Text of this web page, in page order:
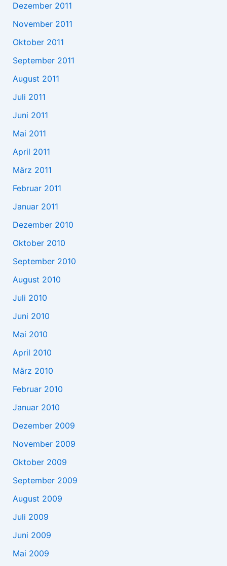
Dezember 2011
November 2011
Oktober 2011
September 2011
August 2011
Juli 2011
Juni 2011
Mai 2011
April 2011
März 2011
Februar 2011
Januar 2011
Dezember 2010
Oktober 2010
September 2010
August 2010
Juli 2010
Juni 2010
Mai 2010
April 2010
März 2010
Februar 2010
Januar 2010
Dezember 2009
November 2009
Oktober 2009
September 2009
August 2009
Juli 2009
Juni 2009
Mai 2009